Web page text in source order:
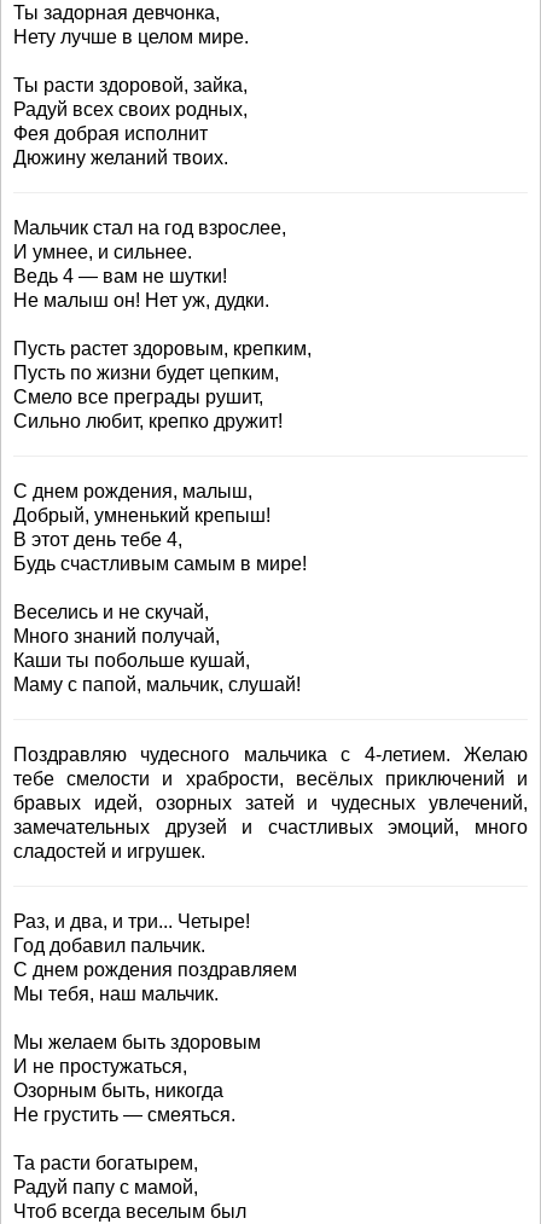
Ты задорная девчонка,
Нету лучше в целом мире.
Ты расти здоровой, зайка,
Радуй всех своих родных,
Фея добрая исполнит
Дюжину желаний твоих.
Мальчик стал на год взрослее,
И умнее, и сильнее.
Ведь 4 — вам не шутки!
Не малыш он! Нет уж, дудки.
Пусть растет здоровым, крепким,
Пусть по жизни будет цепким,
Смело все преграды рушит,
Сильно любит, крепко дружит!
С днем рождения, малыш,
Добрый, умненький крепыш!
В этот день тебе 4,
Будь счастливым самым в мире!
Веселись и не скучай,
Много знаний получай,
Каши ты побольше кушай,
Маму с папой, мальчик, слушай!
Поздравляю чудесного мальчика с 4-летием. Желаю
тебе смелости и храбрости, весёлых приключений и
бравых идей, озорных затей и чудесных увлечений,
замечательных друзей и счастливых эмоций, много
сладостей и игрушек.
Раз, и два, и три... Четыре!
Год добавил пальчик.
С днем рождения поздравляем
Мы тебя, наш мальчик.
Мы желаем быть здоровым
И не простужаться,
Озорным быть, никогда
Не грустить — смеяться.
Та расти богатырем,
Радуй папу с мамой,
Чтоб всегда веселым был